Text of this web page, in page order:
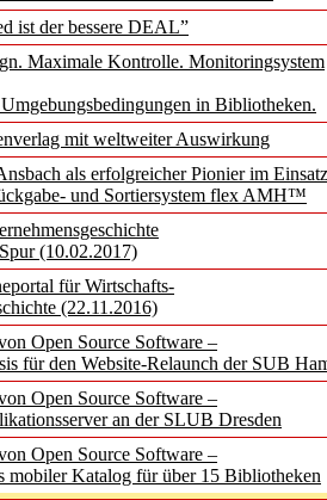
ist der bessere DEAL”
Maximale Kontrolle. Monitoringsystem
in Bibliotheken.
mit weltweiter Auswirkung
als erfolgreicher Pionier im
und Sortiersystem flex AMH™
(10.02.2017)
für Wirtschafts-
(22.11.2016)
Open Source Software –
für den Website-Relaunch der SUB
Open Source Software –
an der SLUB Dresden
Open Source Software –
Katalog für über 15 Bibliotheken
von
digitalen Welt
Infrastruktur
bis
in der
unterwegs
Social Media